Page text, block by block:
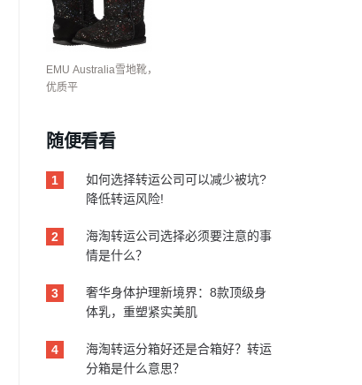
EMU Australia雪地靴，
优质平
随便看看
1
如何选择转运公司可以减少被坑?
降低转运风险!
2
海淘转运公司选择必须要注意的事
情是什么？
3
奢华身体护理新境界：8款顶级身
体乳，重塑紧实美肌
4
海淘转运分箱好还是合箱好？转运
分箱是什么意思？